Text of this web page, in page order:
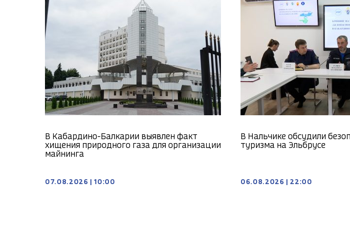
В Кабардино-Балкарии выявлен факт
хищения природного газа для организации
майнинга
07.08.2026 10:00
В Нальчике обсудили
туризма на Эльбрусе
06.08.2026 22:00